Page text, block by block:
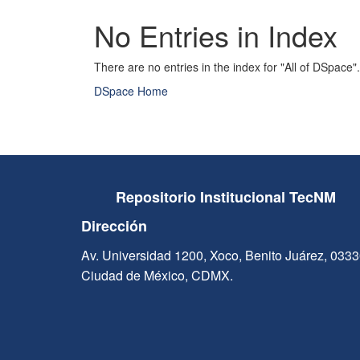
No Entries in Index
There are no entries in the index for "All of DSpace".
DSpace Home
Repositorio Institucional TecNM
Dirección
Av. Universidad 1200, Xoco, Benito Juárez,
Ciudad de México, CDMX.